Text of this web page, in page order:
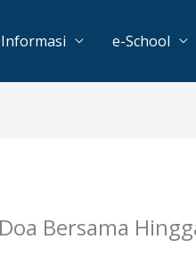
Informasi e-School
Bersama